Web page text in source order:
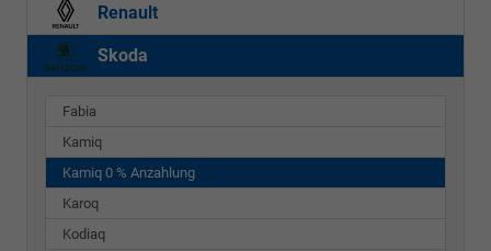
Renault
Skoda
Fabia
Kamiq
Kamiq 0 % Anzahlung
Karoq
Kodiaq